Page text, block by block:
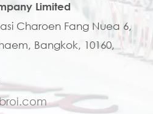
Limited
Charoen Fang Nuea 6,
Bangkok, 10160,